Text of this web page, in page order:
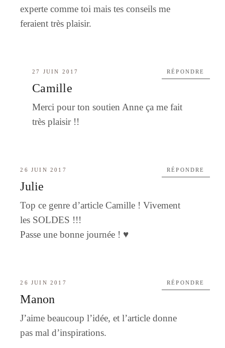
experte comme toi mais tes conseils me
feraient très plaisir.
27 JUIN 2017
Camille
Merci pour ton soutien Anne ça me fait
très plaisir !!
RÉPONDRE
26 JUIN 2017
Julie
Top ce genre d’article Camille ! Vivement
les SOLDES !!!
Passe une bonne journée ! ♥
RÉPONDRE
26 JUIN 2017
Manon
J’aime beaucoup l’idée, et l’article donne
pas mal d’inspirations.
RÉPONDRE